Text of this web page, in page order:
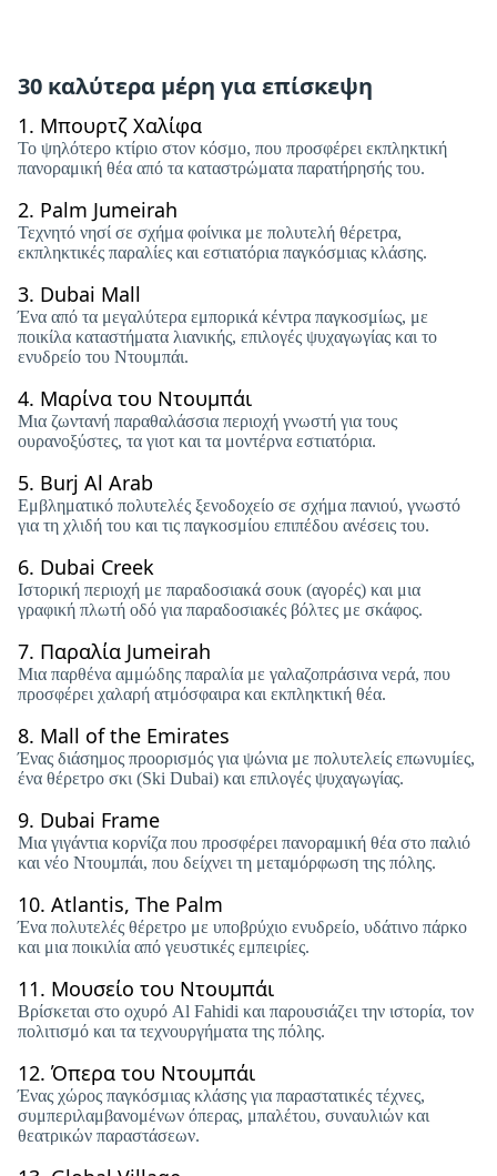
30 καλύτερα μέρη για επίσκεψη
1. Μπουρτζ Χαλίφα
Το ψηλότερο κτίριο στον κόσμο, που προσφέρει εκπληκτική
πανοραμική θέα από τα καταστρώματα παρατήρησής του.
2. Palm Jumeirah
Τεχνητό νησί σε σχήμα φοίνικα με πολυτελή θέρετρα,
εκπληκτικές παραλίες και εστιατόρια παγκόσμιας κλάσης.
3. Dubai Mall
Ένα από τα μεγαλύτερα εμπορικά κέντρα παγκοσμίως, με
ποικίλα καταστήματα λιανικής, επιλογές ψυχαγωγίας και το
ενυδρείο του Ντουμπάι.
4. Μαρίνα του Ντουμπάι
Μια ζωντανή παραθαλάσσια περιοχή γνωστή για τους
ουρανοξύστες, τα γιοτ και τα μοντέρνα εστιατόρια.
5. Burj Al Arab
Εμβληματικό πολυτελές ξενοδοχείο σε σχήμα πανιού, γνωστό
για τη χλιδή του και τις παγκοσμίου επιπέδου ανέσεις του.
6. Dubai Creek
Ιστορική περιοχή με παραδοσιακά σουκ (αγορές) και μια
γραφική πλωτή οδό για παραδοσιακές βόλτες με σκάφος.
7. Παραλία Jumeirah
Μια παρθένα αμμώδης παραλία με γαλαζοπράσινα νερά, που
προσφέρει χαλαρή ατμόσφαιρα και εκπληκτική θέα.
8. Mall of the Emirates
Ένας διάσημος προορισμός για ψώνια με πολυτελείς επωνυμίες,
ένα θέρετρο σκι (Ski Dubai) και επιλογές ψυχαγωγίας.
9. Dubai Frame
Μια γιγάντια κορνίζα που προσφέρει πανοραμική θέα στο παλιό
και νέο Ντουμπάι, που δείχνει τη μεταμόρφωση της πόλης.
10. Atlantis, The Palm
Ένα πολυτελές θέρετρο με υποβρύχιο ενυδρείο, υδάτινο πάρκο
και μια ποικιλία από γευστικές εμπειρίες.
11. Μουσείο του Ντουμπάι
Βρίσκεται στο οχυρό Al Fahidi και παρουσιάζει την ιστορία, τον
πολιτισμό και τα τεχνουργήματα της πόλης.
12. Όπερα του Ντουμπάι
Ένας χώρος παγκόσμιας κλάσης για παραστατικές τέχνες,
συμπεριλαμβανομένων όπερας, μπαλέτου, συναυλιών και
θεατρικών παραστάσεων.